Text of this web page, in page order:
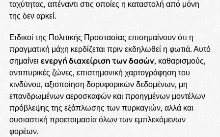
ταχύτητας, απέναντι στις οποίες η καταστολή από μόνη
της δεν αρκεί.
Ειδικοί της Πολιτικής Προστασίας επισημαίνουν ότι η
πραγματική μάχη κερδίζεται πριν εκδηλωθεί η φωτιά. Αυτό
σημαίνει ενεργή διαχείριση των δασών, καθαρισμούς,
αντιπυρικές ζώνες, επιστημονική χαρτογράφηση του
κινδύνου, αξιοποίηση δορυφορικών δεδομένων, μη
επανδρωμένων αεροσκαφών και προηγμένων μοντέλων
πρόβλεψης της εξάπλωσης των πυρκαγιών, αλλά και
ουσιαστική προετοιμασία όλων των εμπλεκόμενων
φορέων.